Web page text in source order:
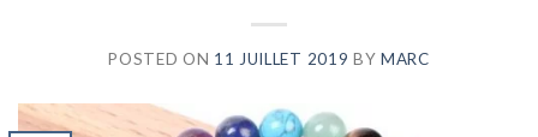
POSTED ON 11 JUILLET 2019 BY MARC